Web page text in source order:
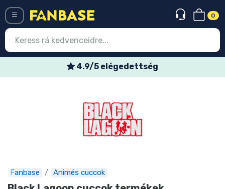
0
4.9/5 elégedettség
Fanbase Animés cuccok
Legújabb cuccok
Akciós ajánlatok
Előrendelhető cuccok